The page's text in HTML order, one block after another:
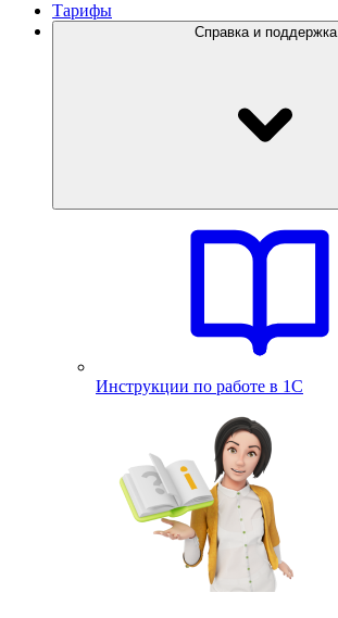
Тарифы
Справка и поддержка
Инструкции по работе в 1С